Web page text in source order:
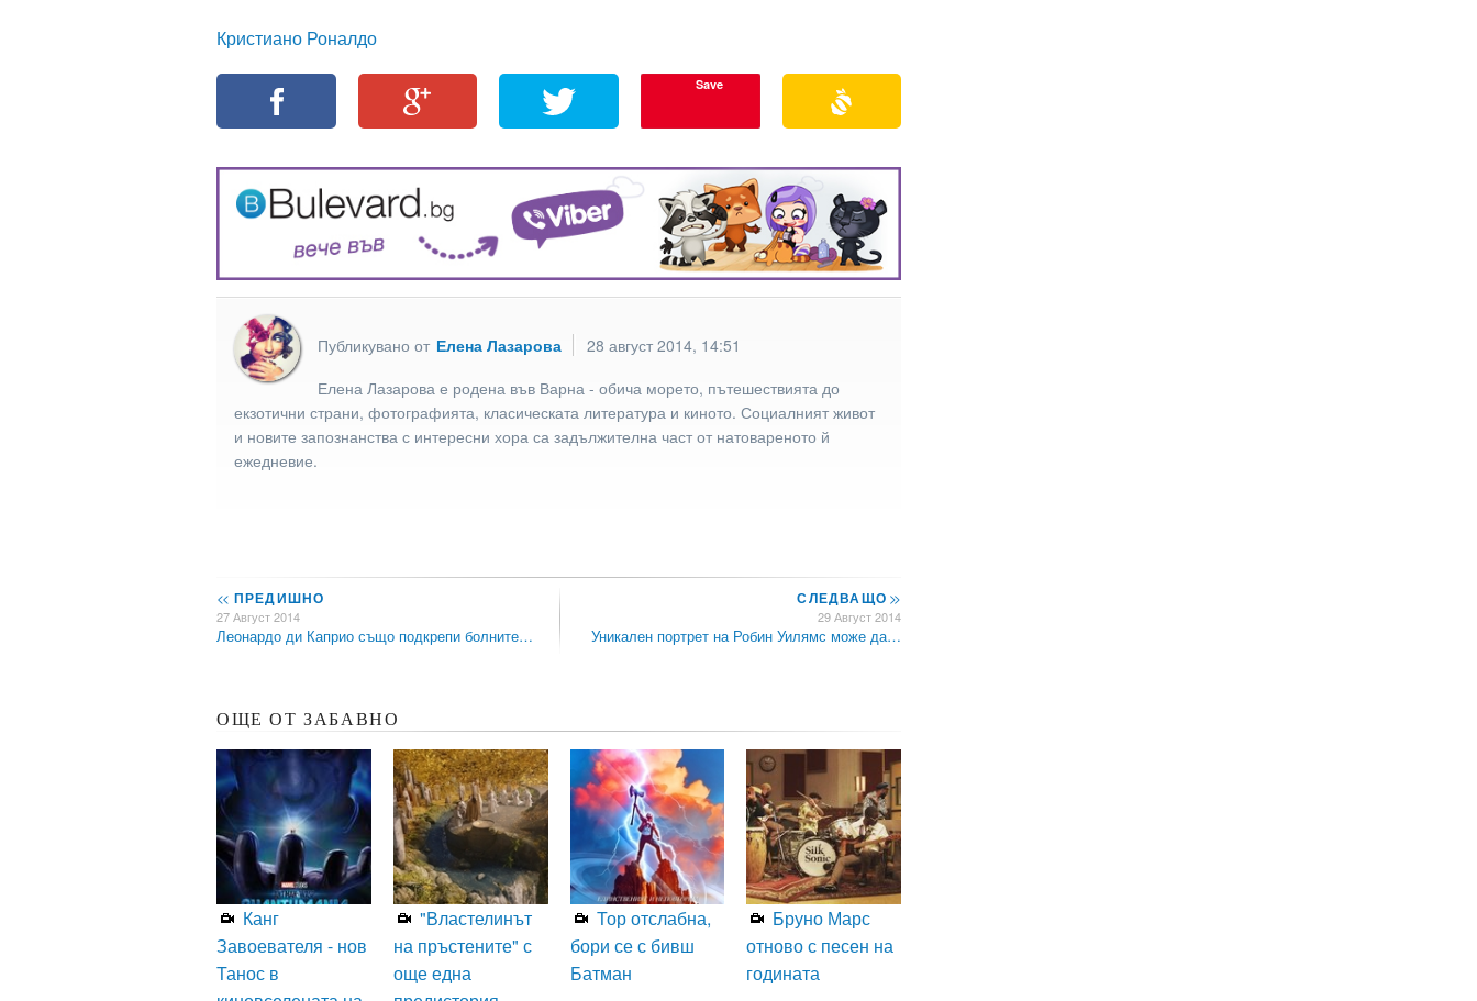
Кристиано Роналдо
Save
Публикувано от Елена Лазарова
28 август 2014, 14:51
Елена Лазарова е родена във Варна - обича морето, пътешествията до
екзотични страни, фотографията, класическата литература и киното. Социалният живот
и новите запознанства с интересни хора са задължителна част от натовареното й
ежедневие.
<< ПРЕДИШНО
27 Август 2014
Леонардо ди Каприо също подкрепи болните…
СЛЕДВАЩО>>
29 Август 2014
Уникален портрет на Робин Уилямс може да…
ОЩЕ ОТ ЗАБАВНО
Канг
Завоевателя - нов
Танос в
"Властелинът
на пръстените" с
още една
Тор отслабна,
бори се с бивш
Батман
Бруно Марс
отново с песен на
годината